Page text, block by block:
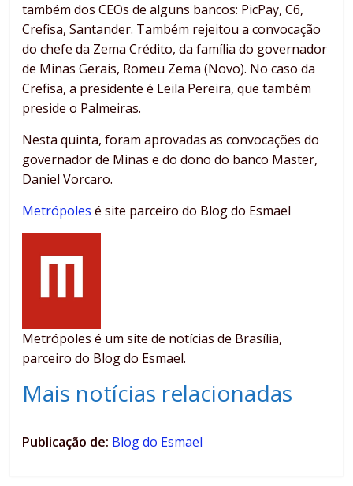
também dos CEOs de alguns bancos: PicPay, C6,
Crefisa, Santander. Também rejeitou a convocação
do chefe da Zema Crédito, da família do governador
de Minas Gerais, Romeu Zema (Novo). No caso da
Crefisa, a presidente é Leila Pereira, que também
preside o Palmeiras.
Nesta quinta, foram aprovadas as convocações do
governador de Minas e do dono do banco Master,
Daniel Vorcaro.
Metrópoles é site parceiro do Blog do Esmael
Metrópoles é um site de notícias de Brasília,
parceiro do Blog do Esmael.
Mais notícias relacionadas
Publicação de: Blog do Esmael